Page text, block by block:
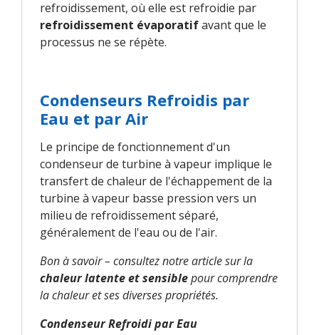
refroidissement, où elle est refroidie par
refroidissement évaporatifavant que le
processus ne se répète.
Condenseurs Refroidis par
Eau et par Air
Le principe de fonctionnement d'un
condenseur de turbine à vapeur implique le
transfert de chaleur de l'échappement de la
turbine à vapeur basse pression vers un
milieu de refroidissement séparé,
généralement de l'eau ou de l'air.
Bon à savoir – consultez notre article sur la
chaleur latente et sensiblepour comprendre
la chaleur et ses diverses propriétés.
Condenseur Refroidi par Eau